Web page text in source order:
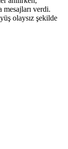
mesajları verdi.
olaysız şekilde